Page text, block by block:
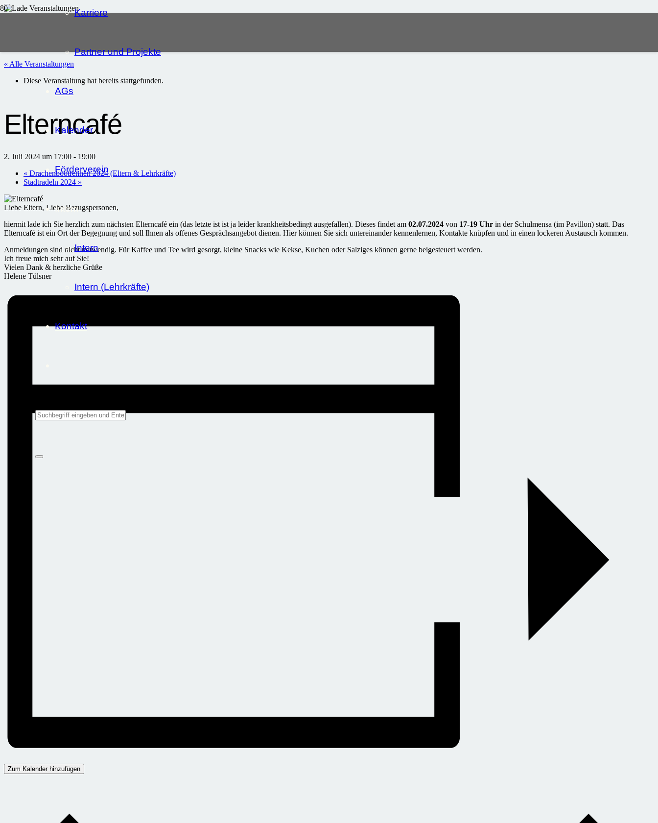
Karriere
Partner und Projekte
AGs
Kalender
Förderverein
Intern
Intern
Intern (Lehrkräfte)
Kontakt
« Alle Veranstaltungen
Diese Veranstaltung hat bereits stattgefunden.
Elterncafé
2. Juli 2024 um 17:00 - 19:00
« Drachenbootrennen 2024 (Eltern & Lehrkräfte)
Stadtradeln 2024 »
Liebe Eltern, Liebe Bezugspersonen,
hiermit lade ich Sie herzlich zum nächsten Elterncafé ein (das letzte ist ist ja leider krankheitsbedingt ausgefallen). Dieses findet am 02.07.2024 von 17-19 Uhr in der Schulmensa (im Pavillon) statt. Das
Elterncafé ist ein Ort der Begegnung und soll Ihnen als offenes Gesprächsangebot dienen. Hier können Sie sich untereinander kennenlernen, Kontakte knüpfen und in einen lockeren Austausch kommen.
Anmeldungen sind nicht notwendig. Für Kaffee und Tee wird gesorgt, kleine Snacks wie Kekse, Kuchen oder Salziges können gerne beigesteuert werden.
Ich freue mich sehr auf Sie!
Vielen Dank & herzliche Grüße
Helene Tülsner
Zum Kalender hinzufügen